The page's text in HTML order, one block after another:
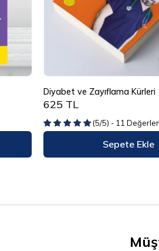
Diyabet ve Zayıflama Kürleri
625 TL
(5/5) - 11
Sepete Ekle